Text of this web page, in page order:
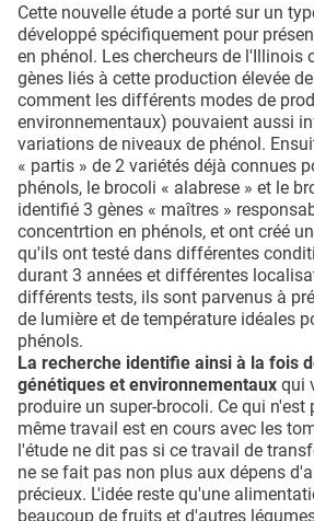
Cette nouvelle étude a porté sur un
développé spécifiquement pour
en phénol. Les chercheurs de l'Illinois
gènes liés à cette production élevée
comment les différents modes de
environnementaux) pouvaient aussi
variations de niveaux de phénol.
« partis » de 2 variétés déjà connues
phénols, le brocoli « alabrese » et le
identifié 3 gènes « maîtres »
concentrtion en phénols, et ont créé
qu'ils ont testé dans différentes
durant 3 années et différentes
différents tests, ils sont parvenus à
de lumière et de température idéales
phénols.
La recherche identifie ainsi à la fois
génétiques et environnementaux qui
produire un super-brocoli. Ce qui n'est
même travail est en cours avec les
l'étude ne dit pas si ce travail de
ne se fait pas non plus aux dépens
précieux. L'idée reste qu'une
beaucoup de fruits et d'autres